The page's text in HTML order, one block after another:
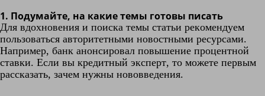
1. Подумайте, на какие темы готовы писать
Для вдохновения и поиска темы статьи рекомендуем
пользоваться авторитетными новостными ресурсами.
Например, банк анонсировал повышение процентной
ставки. Если вы кредитный эксперт, то можете первым
рассказать, зачем нужны нововведения.